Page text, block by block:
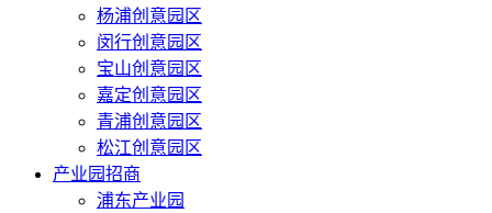
杨浦创意园区
闵行创意园区
宝山创意园区
嘉定创意园区
青浦创意园区
松江创意园区
产业园招商
浦东产业园